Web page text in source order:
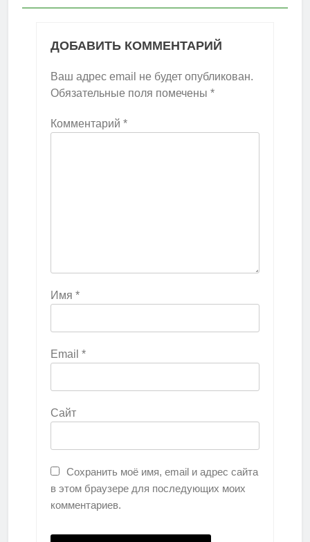
ДОБАВИТЬ КОММЕНТАРИЙ
Ваш адрес email не будет опубликован.
Обязательные поля помечены *
Комментарий *
Имя *
Email *
Сайт
Сохранить моё имя, email и адрес сайта
в этом браузере для последующих моих
комментариев.